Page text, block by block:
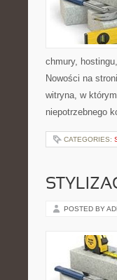
chmury,
Nowości na
witryna, w
niepotrzebnego
CATEGORIES:
POSTED BY